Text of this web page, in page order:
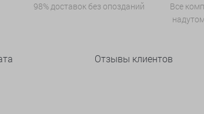
98% доставок без опозданий
Все
Отзывы клиентов